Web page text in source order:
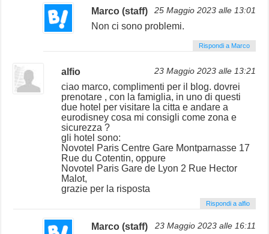
Marco (staff) 25 Maggio 2023 alle 13:01
Non ci sono problemi.
Rispondi a Marco
alfio 23 Maggio 2023 alle 13:21
ciao marco, complimenti per il blog. dovrei
prenotare , con la famiglia, in uno di questi
due hotel per visitare la citta e andare a
eurodisney cosa mi consigli come zona e
sicurezza ?
gli hotel sono:
Novotel Paris Centre Gare Montparnasse 17
Rue du Cotentin, oppure
Novotel Paris Gare de Lyon 2 Rue Hector
Malot,
grazie per la risposta
Rispondi a alfio
Marco (staff) 23 Maggio 2023 alle 16:11